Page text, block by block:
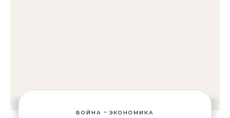
ВОЙНА - ЭКОНОМИКА